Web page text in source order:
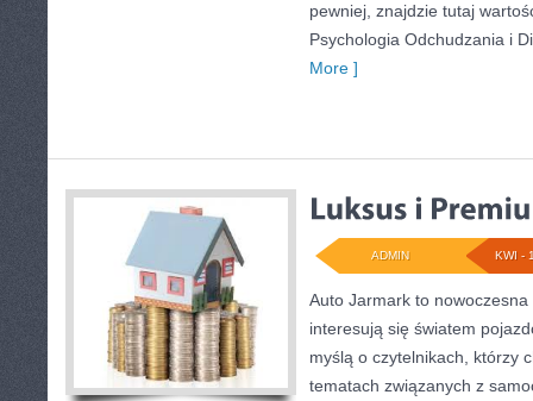
pewniej, znajdzie tutaj
Psychologia Odchudzania i
More ]
KWI -
ADMIN
Auto Jarmark to
interesują się światem
myślą o czytelnikach, którzy
tematach związanych z